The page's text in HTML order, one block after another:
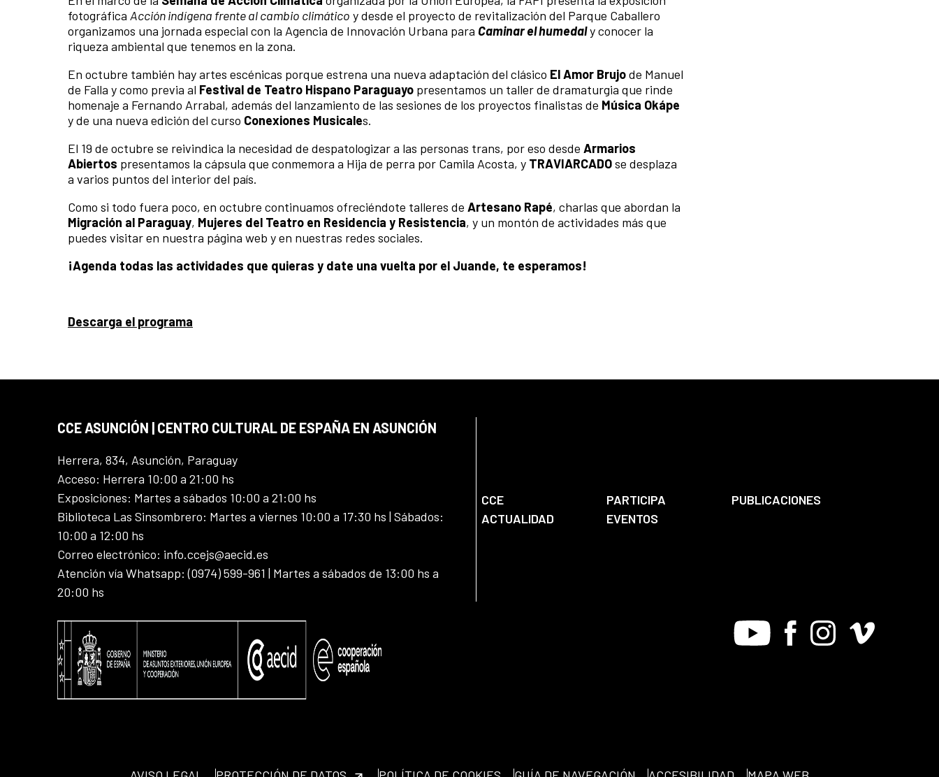
fotográfica Acción indígena frente al cambio climático y desde el proyecto de revitalización del Parque Caballero
organizamos una jornada especial con la Agencia de Innovación Urbana para Caminar el humedaly conocer la
riqueza ambiental que tenemos en la zona.
En octubre también hay artes escénicas porque estrena una nueva adaptación del clásico El Amor Brujode Manuel
de Falla y como previa al Festival de Teatro Hispano Paraguayo presentamos un taller de dramaturgia que rinde
homenaje a Fernando Arrabal, además del lanzamiento de las sesiones de los proyectos finalistas de Música Okápe
y de una nueva edición del curso Conexiones Musicales.
El 19 de octubre se reivindica la necesidad de despatologizar a las personas trans, por eso desde Armarios
Abiertos presentamos la cápsula que conmemora a Hija de perra por Camila Acosta, y TRAVIARCADOse desplaza
a varios puntos del interior del país.
Como si todo fuera poco, en octubre continuamos ofreciéndote talleres de Artesano Rapé, charlas que abordan la
Migración al Paraguay, Mujeres del Teatro en Residencia y Resistencia, y un montón de actividades más que
puedes visitar en nuestra página web y en nuestras redes sociales.
¡Agenda todas las actividades que quieras y date una vuelta por el Juande, te esperamos!
Descarga el programa
CCE ASUNCIÓN | CENTRO CULTURAL DE ESPAÑA EN ASUNCIÓN
Herrera, 834, Asunción, Paraguay
Acceso: Herrera 10:00 a 21:00 hs
Exposiciones: Martes a sábados 10:00 a 21:00 hs
Biblioteca Las Sinsombrero: Martes a viernes 10:00 a 17:30 hs | Sábados:
10:00 a 12:00 hs
Correo electrónico: info.ccejs@aecid.es
Atención vía Whatsapp: (0974) 599-961 | Martes a sábados de 13:00 hs a
20:00 hs
CCE PARTICIPA
PUBLICACIONES
ACTUALIDAD
EVENTOS
Youtube FacebookInstagram
Vimeo